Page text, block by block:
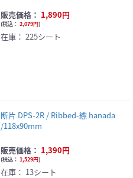
販売価格： 1,890円
(税込： 2,079円)
在庫： 225シート
断片 DPS-2R / Ribbed-縹 hanada
/118x90mm
販売価格： 1,390円
(税込： 1,529円)
在庫： 13シート